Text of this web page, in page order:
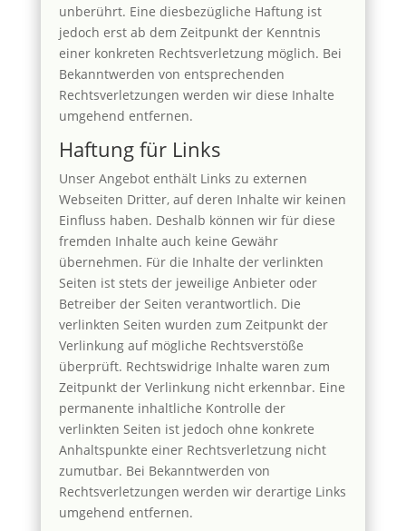
unberührt. Eine diesbezügliche Haftung ist
jedoch erst ab dem Zeitpunkt der Kenntnis
einer konkreten Rechtsverletzung möglich. Bei
Bekanntwerden von entsprechenden
Rechtsverletzungen werden wir diese Inhalte
umgehend entfernen.
Haftung für Links
Unser Angebot enthält Links zu externen
Webseiten Dritter, auf deren Inhalte wir keinen
Einfluss haben. Deshalb können wir für diese
fremden Inhalte auch keine Gewähr
übernehmen. Für die Inhalte der verlinkten
Seiten ist stets der jeweilige Anbieter oder
Betreiber der Seiten verantwortlich. Die
verlinkten Seiten wurden zum Zeitpunkt der
Verlinkung auf mögliche Rechtsverstöße
überprüft. Rechtswidrige Inhalte waren zum
Zeitpunkt der Verlinkung nicht erkennbar. Eine
permanente inhaltliche Kontrolle der
verlinkten Seiten ist jedoch ohne konkrete
Anhaltspunkte einer Rechtsverletzung nicht
zumutbar. Bei Bekanntwerden von
Rechtsverletzungen werden wir derartige Links
umgehend entfernen.